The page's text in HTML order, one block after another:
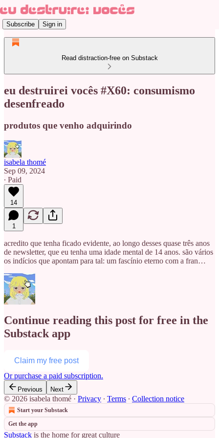
Subscribe Sign in
Read distraction-free on Substack
eu destruirei vocês #X60: consumismo
desenfreado
produtos que venho adquirindo
isabela thomé
Sep 09, 2024
∙ Paid
14
1
acredito que tenha ficado evidente, ao longo desses quase três anos
de newsletter, que eu tenha uma idade mental de 14 anos. são vários
os indícios que apontam para tal: um fascínio eterno com a fran…
Continue reading this post for free in the
Substack app
Claim my free post
Or purchase a paid subscription.
Previous Next
© 2026 isabela thomé · Privacy ∙ Terms ∙ Collection notice
Start your Substack
Get the app
Substack is the home for great culture